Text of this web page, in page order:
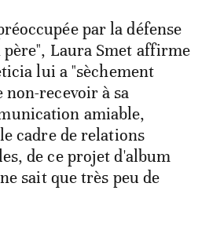
par la défense
Laura Smet affirme
lui a "sèchement
non-recevoir à sa
amiable,
cadre de relations
de ce projet d'album
sait que très peu de